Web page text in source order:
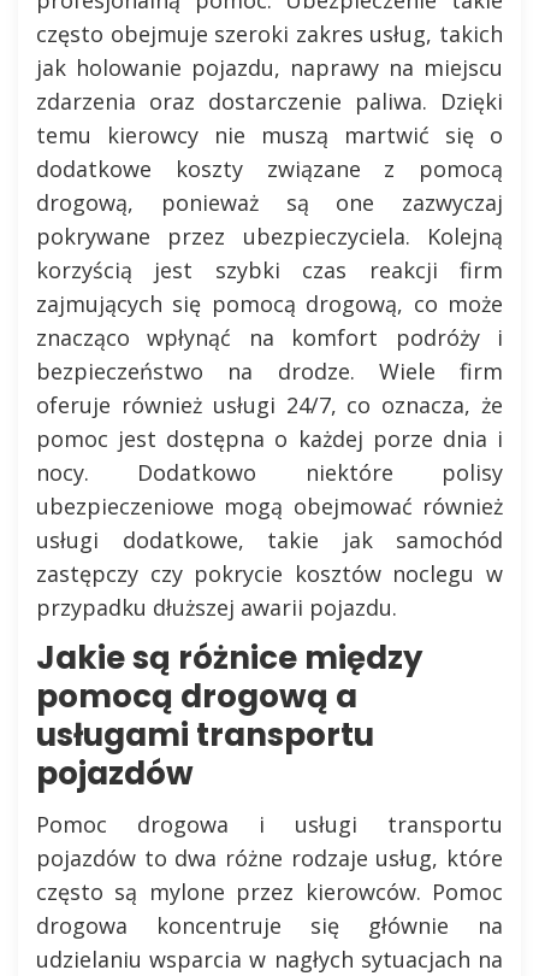
często obejmuje szeroki zakres usług, takich
jak holowanie pojazdu, naprawy na miejscu
zdarzenia oraz dostarczenie paliwa. Dzięki
temu kierowcy nie muszą martwić się o
dodatkowe koszty związane z pomocą
drogową, ponieważ są one zazwyczaj
pokrywane przez ubezpieczyciela. Kolejną
korzyścią jest szybki czas reakcji firm
zajmujących się pomocą drogową, co może
znacząco wpłynąć na komfort podróży i
bezpieczeństwo na drodze. Wiele firm
oferuje również usługi 24/7, co oznacza, że
pomoc jest dostępna o każdej porze dnia i
nocy. Dodatkowo niektóre polisy
ubezpieczeniowe mogą obejmować również
usługi dodatkowe, takie jak samochód
zastępczy czy pokrycie kosztów noclegu w
przypadku dłuższej awarii pojazdu.
Jakie są różnice między
pomocą drogową a
usługami transportu
pojazdów
Pomoc drogowa i usługi transportu
pojazdów to dwa różne rodzaje usług, które
często są mylone przez kierowców. Pomoc
drogowa koncentruje się głównie na
udzielaniu wsparcia w nagłych sytuacjach na